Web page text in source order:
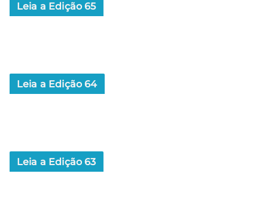
Leia a Edição 65
Leia a Edição 64
Leia a Edição 63